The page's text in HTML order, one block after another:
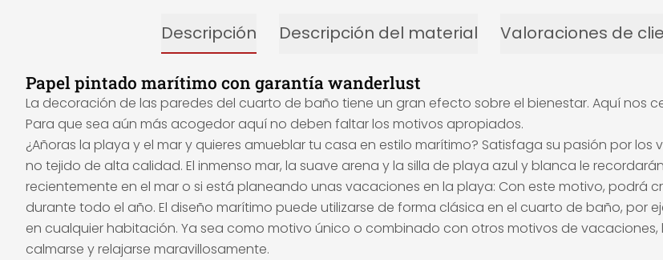
Descripción Descripción del material Valoraciones de
Papel pintado marítimo con garantía wanderlust
La decoración de las paredes del cuarto de baño tiene un gran efecto sobre el bienestar. Aquí nos
Para que sea aún más acogedor aquí no deben faltar los motivos apropiados.
¿Añoras la playa y el mar y quieres amueblar tu casa en estilo marítimo? Satisfaga su pasión por
no tejido de alta calidad. El inmenso mar, la suave arena y la silla de playa azul y blanca le
recientemente en el mar o si está planeando unas vacaciones en la playa: Con este motivo, podrá
durante todo el año. El diseño marítimo puede utilizarse de forma clásica en el cuarto de baño, por
en cualquier habitación. Ya sea como motivo único o combinado con otros motivos de
calmarse y relajarse maravillosamente.